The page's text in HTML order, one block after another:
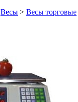
Весы > Весы торговые